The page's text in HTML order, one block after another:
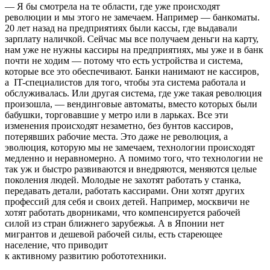
— Я бы смотрела на те области, где уже происходят
революции и мы этого не замечаем. Например — банкоматы.
20 лет назад на предприятиях были кассы, где выдавали
зарплату наличкой. Сейчас мы все получаем деньги на карту,
нам уже не нужны кассиры на предприятиях, мы уже и в банк
почти не ходим — потому что есть устройства и система,
которые все это обеспечивают. Банки нанимают не кассиров,
а IT-специалистов для того, чтобы эта система работала и
обслуживалась. Или другая система, где уже такая революция
произошла, — вендинговые автоматы, вместо которых были
бабушки, торговавшие у метро или в ларьках. Все эти
изменения происходят незаметно, без бунтов кассиров,
потерявших рабочие места. Это даже не революция, а
эволюция, которую мы не замечаем, технологии происходят
медленно и неравномерно. А помимо того, что технологии не
так уж и быстро развиваются и внедряются, меняются целые
поколения людей. Молодые не захотят работать у станка,
передавать детали, работать кассирами. Они хотят других
профессий для себя и своих детей. Например, москвичи не
хотят работать дворниками, что компенсируется рабочей
силой из стран ближнего зарубежья. А в Японии нет
мигрантов и дешевой рабочей силы, есть стареющее
население, что приводит
к активному развитию робототехники.